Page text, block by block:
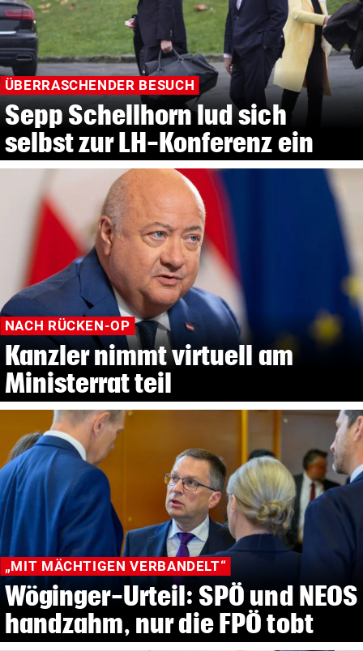
ÜBERRASCHENDER BESUCH
Sepp Schellhorn lud sich
selbst zur LH-Konferenz ein
NACH RÜCKEN-OP
Kanzler nimmt virtuell am
Ministerrat teil
„MIT MÄCHTIGEN VERBANDELT“
Wöginger-Urteil: SPÖ und NEOS
handzahm, nur die FPÖ tobt